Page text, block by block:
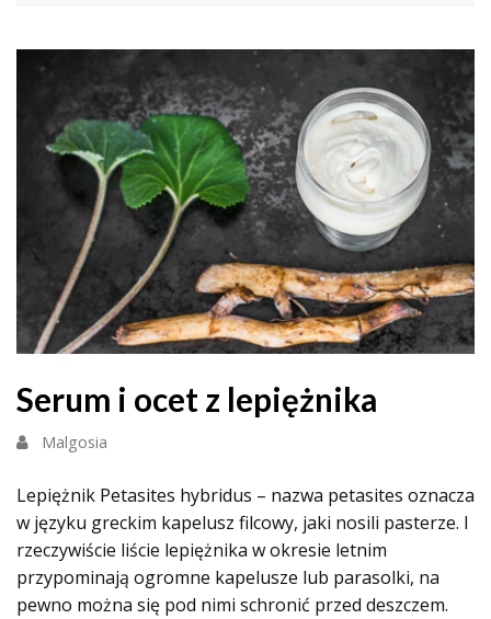
Serum i ocet z lepiężnika
Malgosia
Lepiężnik Petasites hybridus – nazwa petasites oznacza
w języku greckim kapelusz filcowy, jaki nosili pasterze. I
rzeczywiście liście lepiężnika w okresie letnim
przypominają ogromne kapelusze lub parasolki, na
pewno można się pod nimi schronić przed deszczem.